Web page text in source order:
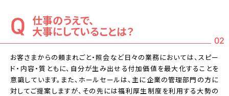
仕事のうえで、
大事にしていることは？
02
お客さまからの頼まれごと・照会など日々の業務においては、スピー
ド・内容・質ともに、自分が生み出せる付加価値を最大化することを
意識しています。また、ホールセールは、主に企業の管理部門の方に
対してご提案しますが、その先には福利厚生制度を利用する大勢の